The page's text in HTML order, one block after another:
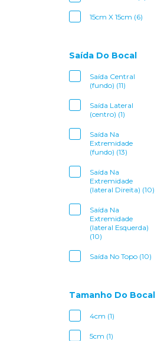
15cm X 15cm (6)
Saída Do Bocal
Saída Central
(fundo) (11)
Saída Lateral
(centro) (1)
Saída Na
Extremidade
(fundo) (13)
Saída Na
Extremidade
(lateral Direita) (10)
Saída Na
Extremidade
(lateral Esquerda)
(10)
Saída No Topo (10)
Tamanho Do Bocal
4cm (1)
5cm (1)